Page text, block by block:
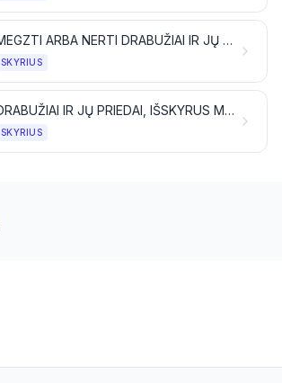
MEGZTI ARBA NERTI DRABUŽIAI IR JŲ PRIEDAI
SKYRIUS
DRABUŽIAI IR JŲ PRIEDAI, IŠSKYRUS MEGZTUS IR NERTUS
SKYRIUS